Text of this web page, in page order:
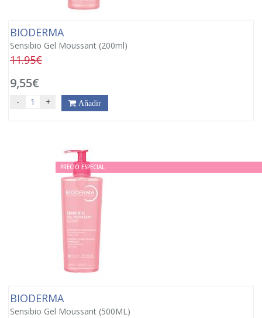
BIODERMA
Sensibio Gel Moussant (200ml)
11.95€
9,55€
- + Añadir
PRECIO ESPECIAL
BIODERMA
Sensibio Gel Moussant (500ML)